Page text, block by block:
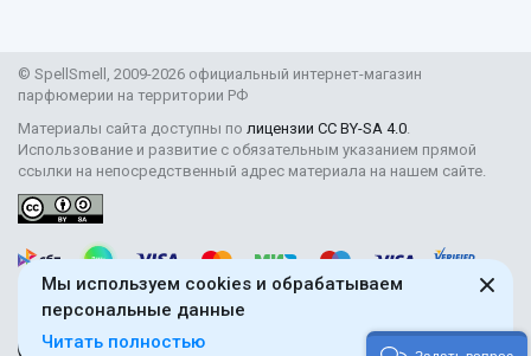
Мы используем cookies и обрабатываем
персональные данные
Читать полностью
Поставщикам
© SpellSmell, 2009-2026 официальный интернет-магазин
парфюмерии на территории РФ
Материалы сайта доступны по лицензии CC BY-SA 4.0.
Использование и развитие с обязательным указанием прямой
ссылки на непосредственный адрес материала на нашем сайте.
18+